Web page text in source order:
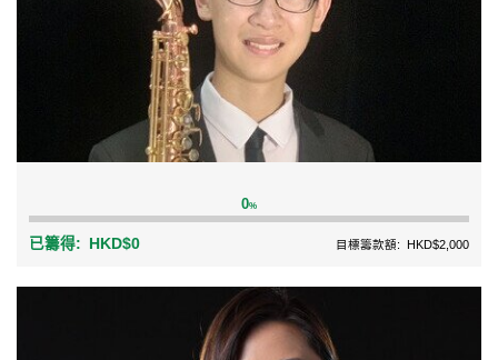
0%
已籌得: HKD$0 目標籌款額: HKD$2,000